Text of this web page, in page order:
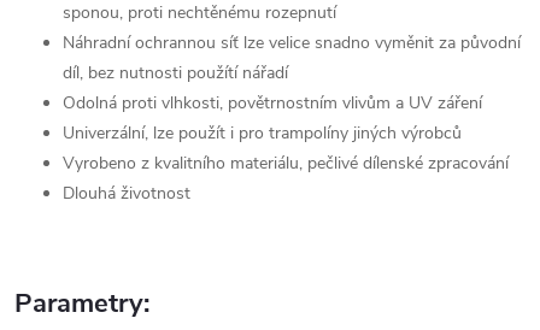
sponou, proti nechtěnému rozepnutí
Náhradní ochrannou síť lze velice snadno vyměnit za původní
díl, bez nutnosti použítí nářadí
Odolná proti vlhkosti, povětrnostním vlivům a UV záření
Univerzální, lze použít i pro trampolíny jiných výrobců
Vyrobeno z kvalitního materiálu, pečlivé dílenské zpracování
Dlouhá životnost
Parametry: